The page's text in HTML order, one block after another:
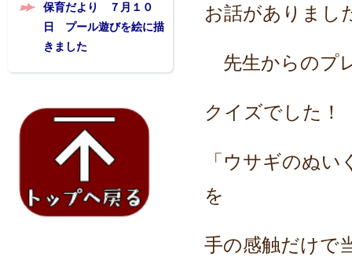
保育だより ７月１０
日 プール遊びを絵に描
きました
お話がありまし
先生からのプ
クイズでした！
「ウサギのぬ
を
手の感触だけで